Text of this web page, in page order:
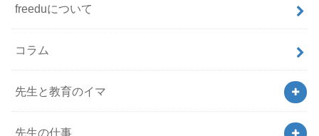
freeduについて
コラム
先生と教育のイマ
先生の仕事